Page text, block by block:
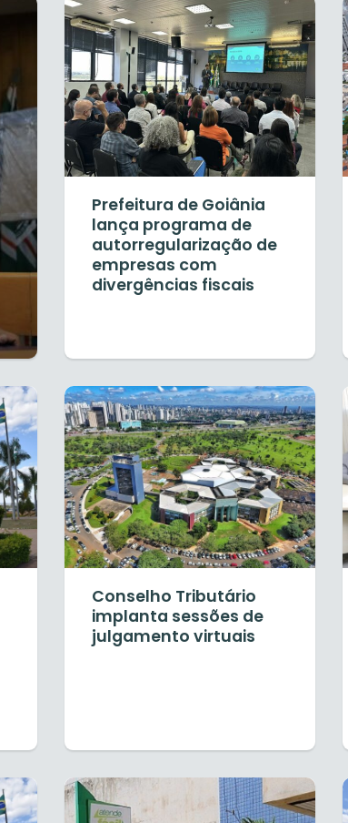
Prefeitura de Goiânia
lança programa de
autorregularização de
empresas com
divergências fiscais
Conselho Tributário
implanta sessões de
julgamento virtuais